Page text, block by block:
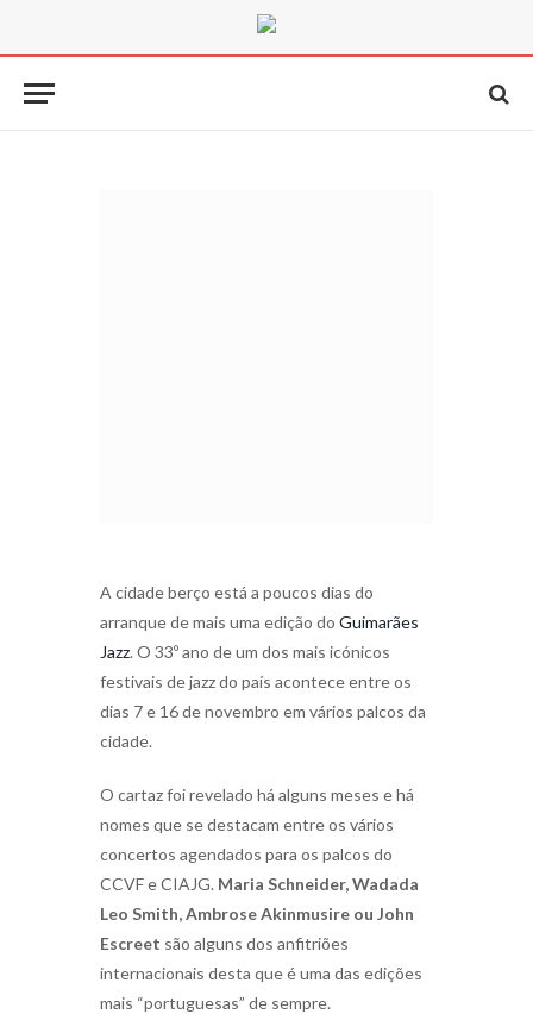
A cidade berço está a poucos dias do
arranque de mais uma edição do Guimarães
Jazz. O 33º ano de um dos mais icónicos
festivais de jazz do país acontece entre os
dias 7 e 16 de novembro em vários palcos da
cidade.
O cartaz foi revelado há alguns meses e há
nomes que se destacam entre os vários
concertos agendados para os palcos do
CCVF e CIAJG. Maria Schneider, Wadada
Leo Smith, Ambrose Akinmusire ou John
Escreet são alguns dos anfitriões
internacionais desta que é uma das edições
mais “portuguesas” de sempre.